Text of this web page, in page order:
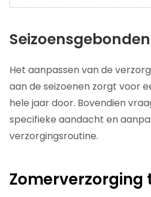
Het aanpassen van de
aan de seizoenen zorgt voor
hele jaar door. Bovendien
specifieke aandacht en
verzorgingsroutine.
Zomerverzorging